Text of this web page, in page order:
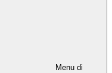
Menu di